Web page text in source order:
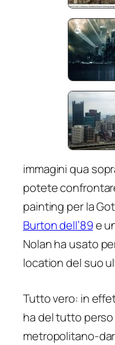
immagini qua
potete
painting per la
Burton dell’89e
Nolan ha usato
location del suo
Tutto vero: in
ha del tutto
metropolitano-